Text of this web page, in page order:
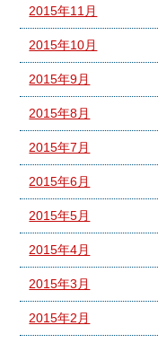
2015年11月
2015年10月
2015年9月
2015年8月
2015年7月
2015年6月
2015年5月
2015年4月
2015年3月
2015年2月